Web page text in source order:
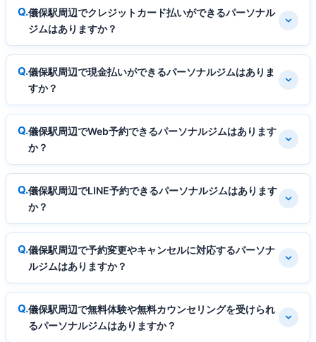
儀保駅周辺でクレジットカード払いができるパーソナル
ジムはありますか？
儀保駅周辺で現金払いができるパーソナルジムはありま
すか？
儀保駅周辺でWeb予約できるパーソナルジムはあります
か？
儀保駅周辺でLINE予約できるパーソナルジムはあります
か？
儀保駅周辺で予約変更やキャンセルに対応するパーソナ
ルジムはありますか？
儀保駅周辺で無料体験や無料カウンセリングを受けられ
るパーソナルジムはありますか？